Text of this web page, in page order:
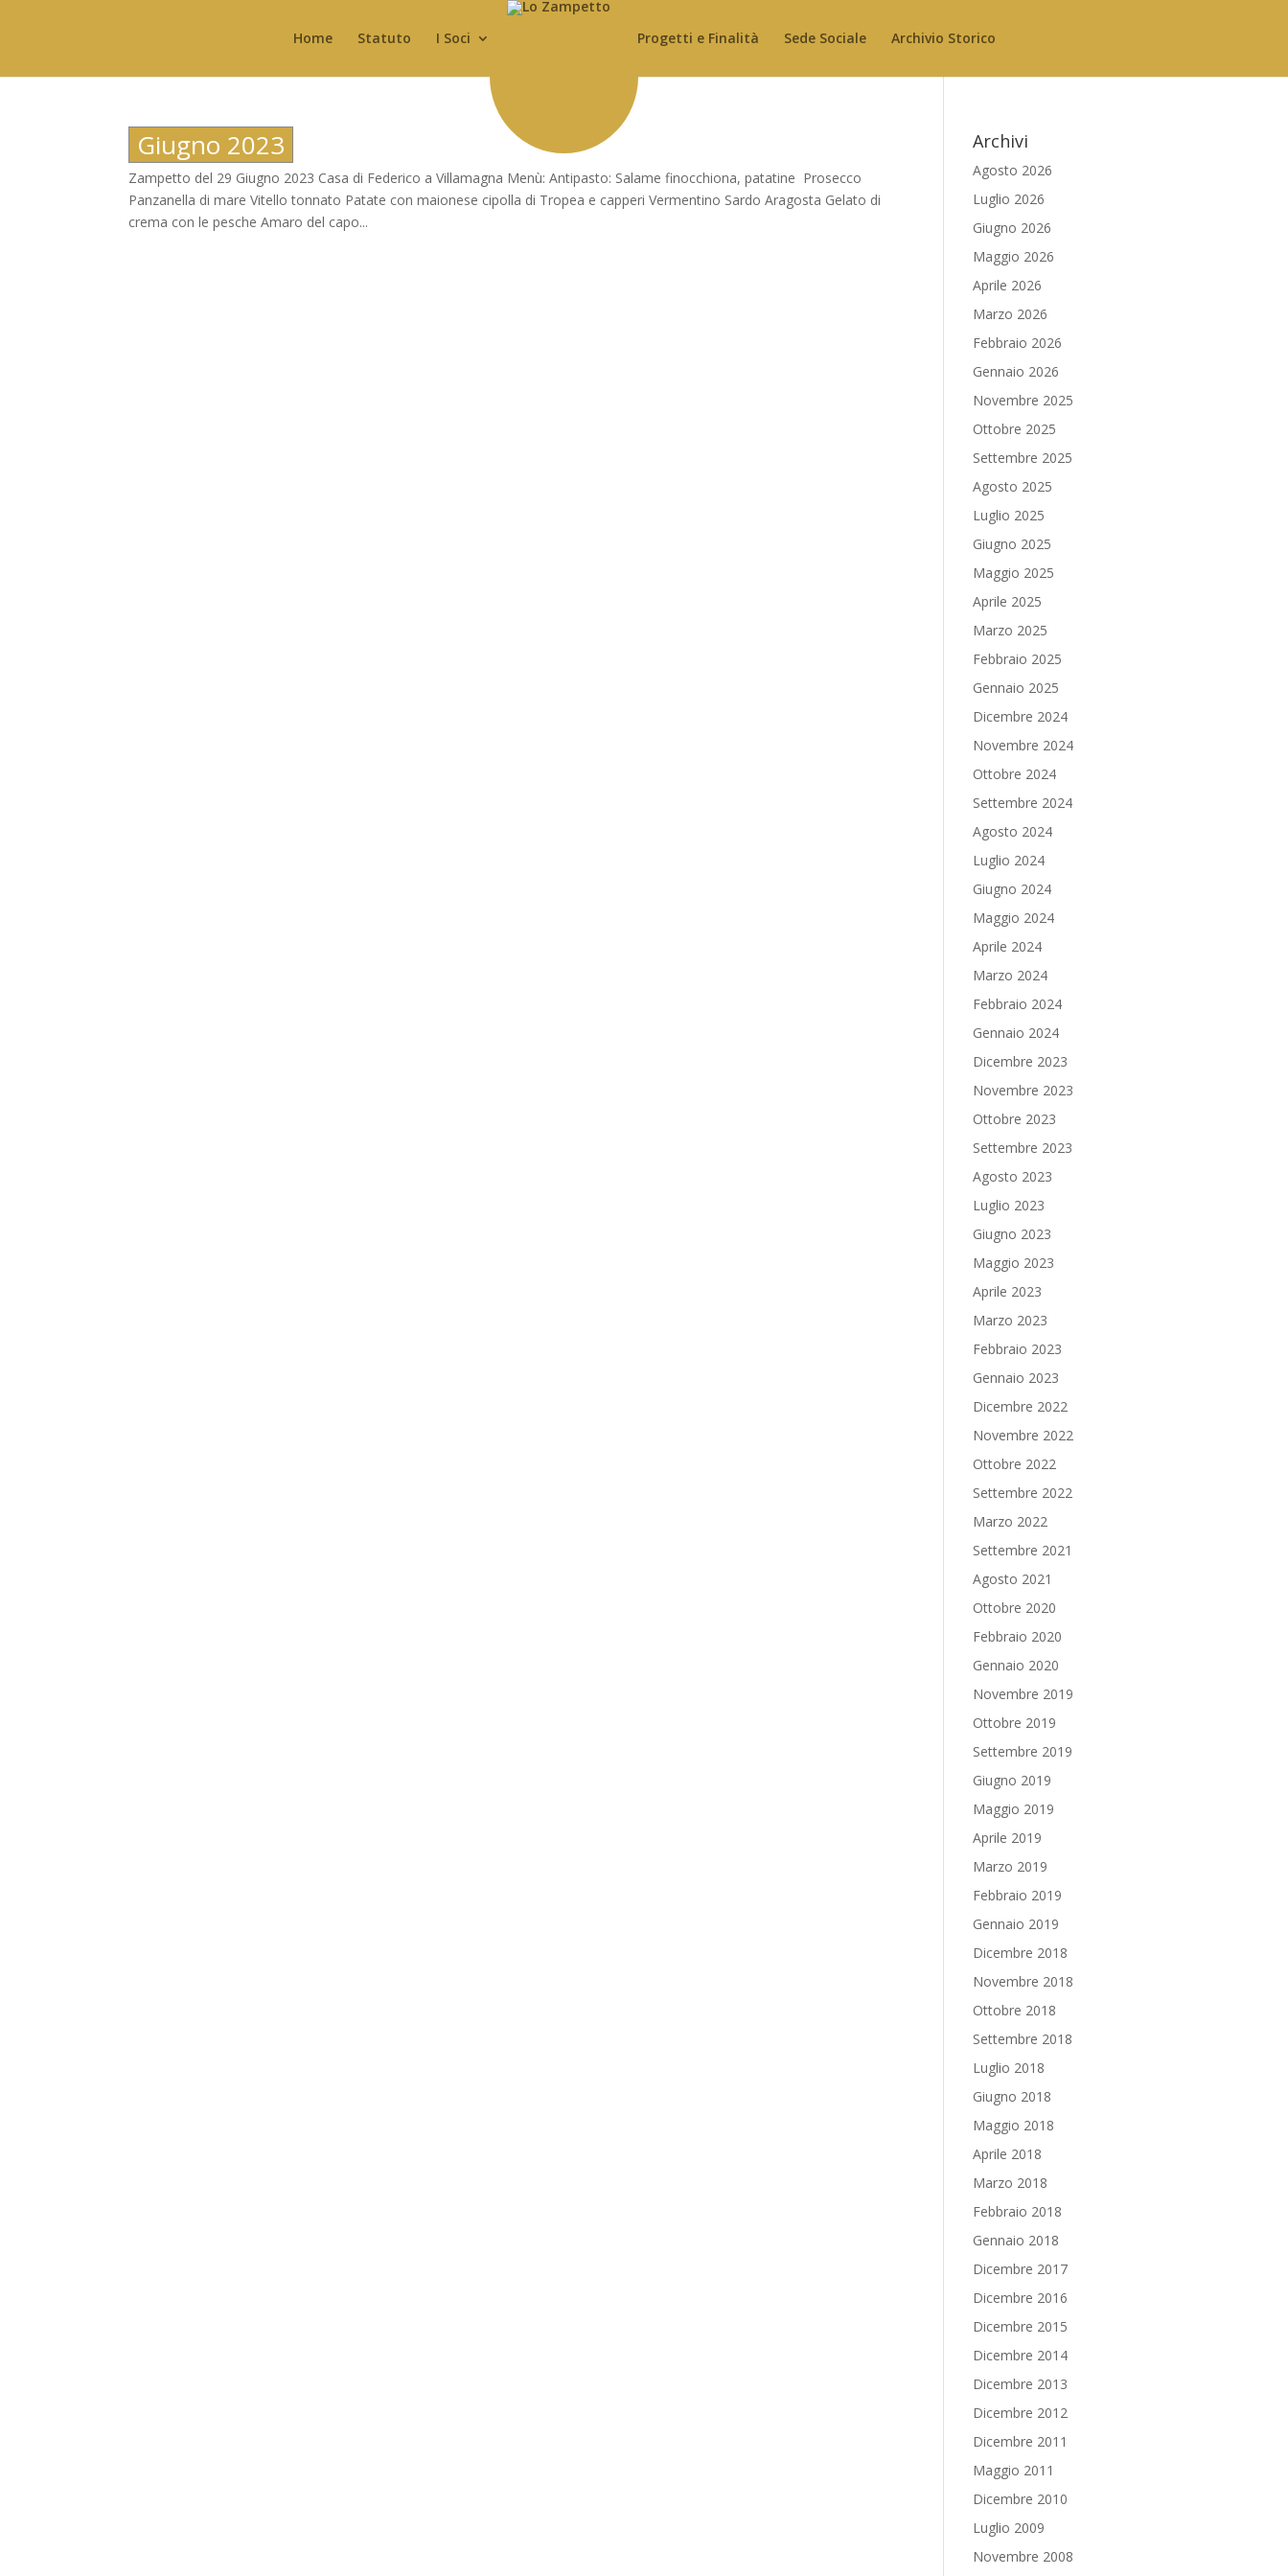
Home Statuto I Soci Progetti e Finalità Sede Sociale Archivio Storico
Giugno 2023
Zampetto del 29 Giugno 2023 Casa di Federico a Villamagna Menù: Antipasto: Salame finocchiona, patatine Prosecco
Panzanella di mare Vitello tonnato Patate con maionese cipolla di Tropea e capperi Vermentino Sardo Aragosta Gelato di
crema con le pesche Amaro del capo...
Archivi
Agosto 2026
Luglio 2026
Giugno 2026
Maggio 2026
Aprile 2026
Marzo 2026
Febbraio 2026
Gennaio 2026
Novembre 2025
Ottobre 2025
Settembre 2025
Agosto 2025
Luglio 2025
Giugno 2025
Maggio 2025
Aprile 2025
Marzo 2025
Febbraio 2025
Gennaio 2025
Dicembre 2024
Novembre 2024
Ottobre 2024
Settembre 2024
Agosto 2024
Luglio 2024
Giugno 2024
Maggio 2024
Aprile 2024
Marzo 2024
Febbraio 2024
Gennaio 2024
Dicembre 2023
Novembre 2023
Ottobre 2023
Settembre 2023
Agosto 2023
Luglio 2023
Giugno 2023
Maggio 2023
Aprile 2023
Marzo 2023
Febbraio 2023
Gennaio 2023
Dicembre 2022
Novembre 2022
Ottobre 2022
Settembre 2022
Marzo 2022
Settembre 2021
Agosto 2021
Ottobre 2020
Febbraio 2020
Gennaio 2020
Novembre 2019
Ottobre 2019
Settembre 2019
Giugno 2019
Maggio 2019
Aprile 2019
Marzo 2019
Febbraio 2019
Gennaio 2019
Dicembre 2018
Novembre 2018
Ottobre 2018
Settembre 2018
Luglio 2018
Giugno 2018
Maggio 2018
Aprile 2018
Marzo 2018
Febbraio 2018
Gennaio 2018
Dicembre 2017
Dicembre 2016
Dicembre 2015
Dicembre 2014
Dicembre 2013
Dicembre 2012
Dicembre 2011
Maggio 2011
Dicembre 2010
Luglio 2009
Novembre 2008